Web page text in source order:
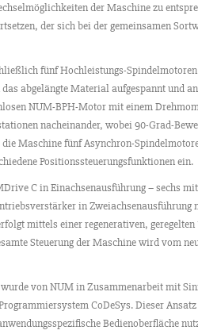
der Maschine zu
der sich bei der gemeinsamen
fünf Hochleistungs-
abgelängte Material aufgespannt und
NUM-BPH-Motor mit einem
nacheinander, wobei 90-Grad-
Maschine fünf Asynchron-
Positionssteuerungsfunktionen ein.
C in Einachsenausführung – sechs mit
in Zweiachsenausführung
mittels einer regenerativen, geregelten
Steuerung der Maschine wird vom
von NUM in Zusammenarbeit mit
CoDeSys. Dieser
Bedienoberfläche